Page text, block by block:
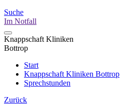
Suche
Im Notfall
Knappschaft Kliniken
Bottrop
Start
Knappschaft Kliniken Bottrop
Sprechstunden
Zurück